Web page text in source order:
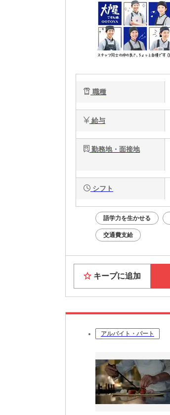
職種
給与
勤務地・面接地
シフト
語学力を生かせる
交通費支給
キープに追加
アルバイト・パート